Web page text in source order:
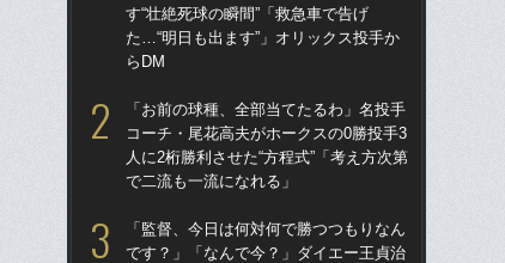
す“壮絶死球の瞬間”「救急車で告げ
た…“明日も出ます”」オリックス投手か
らDM
「お前の球種、全部当てたるわ」名投手
コーチ・尾花高夫がホークスの0勝投手3
人に2桁勝利させた“方程式”「考え方次第
で二流も一流になれる」
「監督、今日は何対何で勝つつもりなん
です？」「なんで今？」ダイエー王貞治